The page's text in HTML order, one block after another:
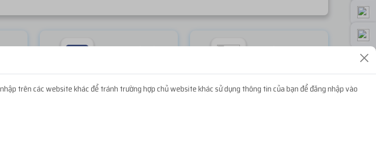
Icon Facebook Random Face
trên các website khác để tránh trường hợp chủ website khác sử dụng thông tin của bạn để đăng nhập vào